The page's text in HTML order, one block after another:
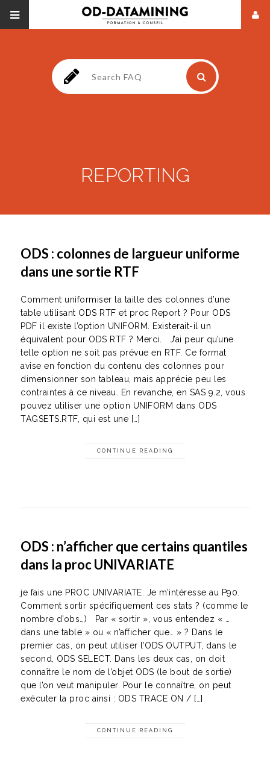
REPORTING
ODS : colonnes de largueur uniforme
dans une sortie RTF
Comment uniformiser la taille des colonnes d’une
table utilisant ODS RTF et proc Report ? Pour ODS
PDF il existe l’option UNIFORM. Existerait-il un
équivalent pour ODS RTF ? Merci. J’ai peur qu’une
telle option ne soit pas prévue en RTF. Ce format
avise en fonction du contenu des colonnes pour
dimensionner son tableau, mais apprécie peu les
contraintes à ce niveau. En revanche, en SAS 9.2, vous
pouvez utiliser une option UNIFORM dans ODS
TAGSETS.RTF, qui est une […]
CONTINUE READING
ODS : n’afficher que certains quantiles
dans la proc UNIVARIATE
je fais une PROC UNIVARIATE. Je m’intéresse au P90.
Comment sortir spécifiquement ces stats ? (comme le
nombre d’obs…) Par « sortir », vous entendez « …
dans une table » ou « n’afficher que… » ? Dans le
premier cas, on peut utiliser l’ODS OUTPUT, dans le
second, ODS SELECT. Dans les deux cas, on doit
connaître le nom de l’objet ODS (le bout de sortie)
que l’on veut manipuler. Pour le connaître, on peut
exécuter la proc ainsi : ODS TRACE ON / […]
CONTINUE READING